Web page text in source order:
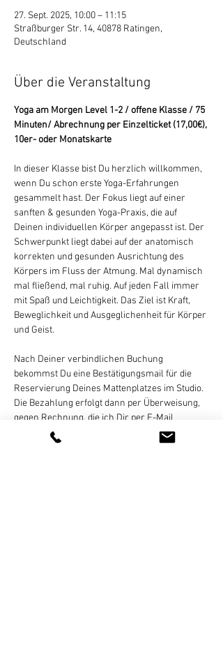
27. Sept. 2025, 10:00 – 11:15
Straßburger Str. 14, 40878 Ratingen,
Deutschland
Über die Veranstaltung
Yoga am Morgen Level 1-2 / offene Klasse / 75
Minuten/ Abrechnung per Einzelticket (17,00€),
10er- oder Monatskarte
In dieser Klasse bist Du herzlich willkommen,
wenn Du schon erste Yoga-Erfahrungen
gesammelt hast. Der Fokus liegt auf einer
sanften & gesunden Yoga-Praxis, die auf
Deinen individuellen Körper angepasst ist. Der
Schwerpunkt liegt dabei auf der anatomisch
korrekten und gesunden Ausrichtung des
Körpers im Fluss der Atmung. Mal dynamisch
mal fließend, mal ruhig. Auf jeden Fall immer
mit Spaß und Leichtigkeit. Das Ziel ist Kraft,
Beweglichkeit und Ausgeglichenheit für Körper
und Geist.
Nach Deiner verbindlichen Buchung
bekommst Du eine Bestätigungsmail für die
Reservierung Deines Mattenplatzes im Studio.
Die Bezahlung erfolgt dann per Überweisung,
gegen Rechnung, die ich Dir per E-Mail
zusende. Eine Zahlung in bar oder online ist
nicht möglich! Eine Stornierung des gebuchten